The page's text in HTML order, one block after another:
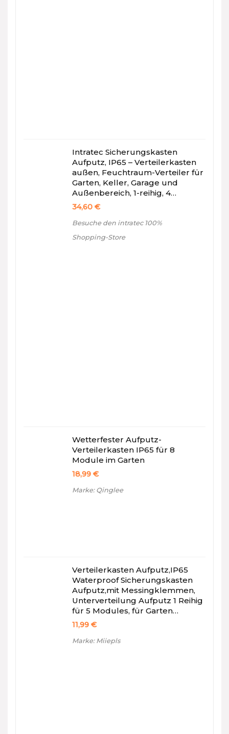
Intratec Sicherungskasten
Aufputz, IP65 – Verteilerkasten
außen, Feuchtraum-Verteiler für
Garten, Keller, Garage und
Außenbereich, 1-reihig, 4…
34,60 €
Besuche den intratec 100%
Shopping-Store
Wetterfester Aufputz-
Verteilerkasten IP65 für 8
Module im Garten
18,99 €
Marke: Qinglee
Verteilerkasten Aufputz,IP65
Waterproof Sicherungskasten
Aufputz,mit Messingklemmen,
Unterverteilung Aufputz 1 Reihig
für 5 Modules, für Garten…
11,99 €
Marke: Miiepls